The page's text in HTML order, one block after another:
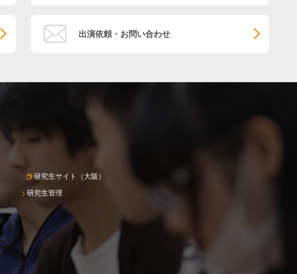
出演依頼・お問い合わせ
研究生サイト（大阪）
研究生管理